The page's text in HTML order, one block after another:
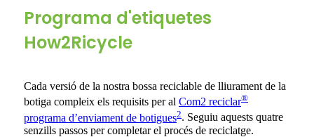
Programa d'etiquetes
How2Ricycle
Cada versió de la nostra bossa reciclable de lliurament de la
botiga compleix els requisits per al Com2 reciclar®
programa d’enviament de botigues2. Seguiu aquests quatre
senzills passos per completar el procés de reciclatge.